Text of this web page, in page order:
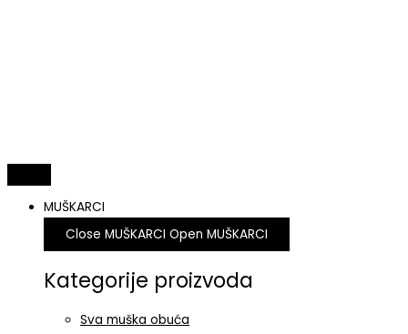
MUŠKARCI
Close MUŠKARCI Open MUŠKARCI
Kategorije proizvoda
Sva muška obuća